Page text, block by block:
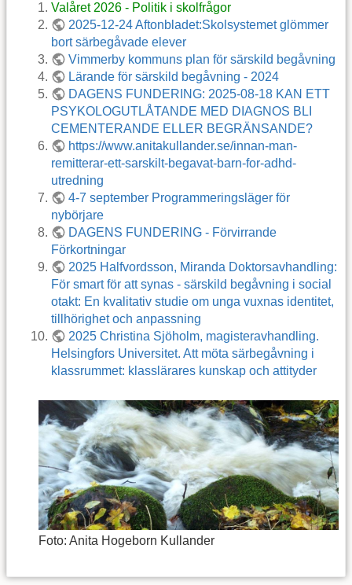
Valåret 2026 - Politik i skolfrågor
2025-12-24 Aftonbladet:Skolsystemet glömmer
bort särbegåvade elever
Vimmerby kommuns plan för särskild begåvning
Lärande för särskild begåvning - 2024
DAGENS FUNDERING: 2025-08-18 KAN ETT
PSYKOLOGUTLÅTANDE MED DIAGNOS BLI
CEMENTERANDE ELLER BEGRÄNSANDE?
https://www.anitakullander.se/innan-man-
remitterar-ett-sarskilt-begavat-barn-for-adhd-
utredning
4-7 september Programmeringsläger för
nybörjare
DAGENS FUNDERING - Förvirrande
Förkortningar
2025 Halfvordsson, Miranda Doktorsavhandling:
För smart för att synas - särskild begåvning i social
otakt: En kvalitativ studie om unga vuxnas identitet,
tillhörighet och anpassning
2025 Christina Sjöholm, magisteravhandling.
Helsingfors Universitet. Att möta särbegåvning i
klassrummet: klasslärares kunskap och attityder
Foto: Anita Hogeborn Kullander